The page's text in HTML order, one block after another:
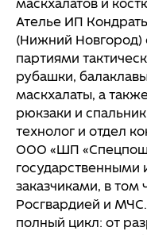
маскхалатов и
Ателье ИП
(Нижний Новгород)
партиями
рубашки,
маскхалаты, а
рюкзаки и
технолог и отдел
ООО «ШП
заказчиками, в
Росгвардией и
полный цикл: от